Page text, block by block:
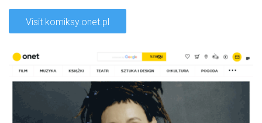
Visit komiksy.onet.pl